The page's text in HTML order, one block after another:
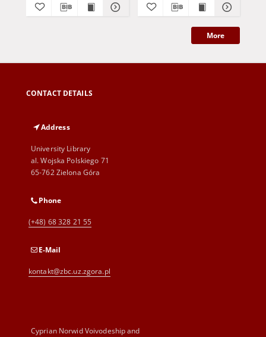
More
CONTACT DETAILS
Address
University Library
al. Wojska Polskiego 71
65-762 Zielona Góra
Phone
(+48) 68 328 21 55
E-Mail
kontakt@zbc.uz.zgora.pl
Cyprian Norwid Voivodeship and